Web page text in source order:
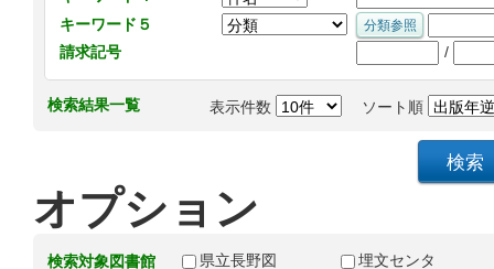
キーワード５
請求記号
/
検索結果一覧 表示件数 ソート順
オプション
検索対象図書館 県立長野図
埋文センタ